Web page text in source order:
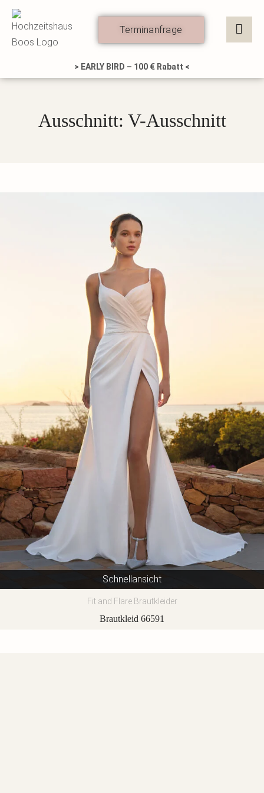
Zum
Inhalt
springen
Terminanfrage
> EARLY BIRD – 100 € Rabatt <
Ausschnitt: V-Ausschnitt
Schnellansicht
Fit and Flare Brautkleider
Brautkleid 66591